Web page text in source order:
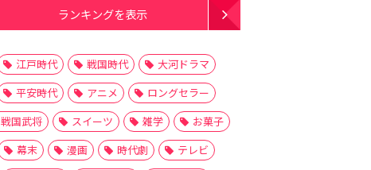
ランキングを表示
江戸時代 戦国時代
大河ドラマ
平安時代
アニメ
ロングセラー
戦国武将
スイーツ 雑学
お菓子
幕末
漫画 時代劇
テレビ